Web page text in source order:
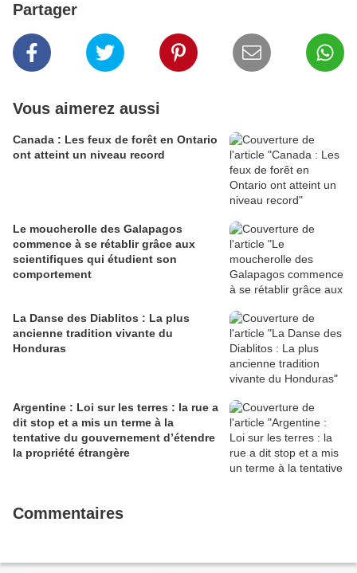
Partager
Vous aimerez aussi
Canada : Les feux de forêt en Ontario
ont atteint un niveau record
Le moucherolle des Galapagos
commence à se rétablir grâce aux
scientifiques qui étudient son
comportement
La Danse des Diablitos : La plus
ancienne tradition vivante du
Honduras
Argentine : Loi sur les terres : la rue a
dit stop et a mis un terme à la
tentative du gouvernement d’étendre
la propriété étrangère
Commentaires